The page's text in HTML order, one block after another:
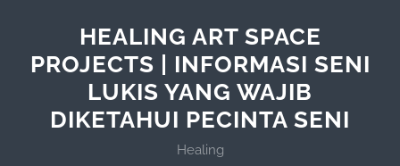
HEALING ART SPACE
PROJECTS | INFORMASI SENI
LUKIS YANG WAJIB
DIKETAHUI PECINTA SENI
Healing